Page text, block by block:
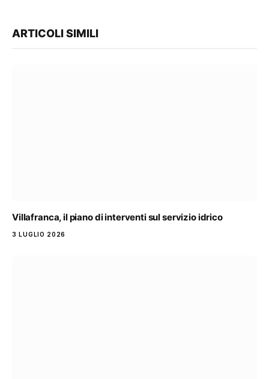
ARTICOLI SIMILI
Villafranca, il piano di interventi sul servizio idrico
3 LUGLIO 2026